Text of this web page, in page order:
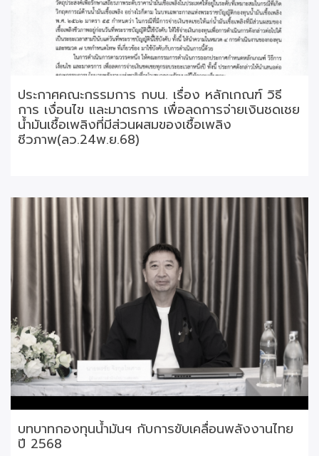
ประกาศคณะกรรมการ กบน. เรื่อง หลักเกณฑ์ วิธี
การ เงื่อนไข และมาตรการ เพื่อลดการจ่ายเงินชดเชย
น้ำมันเชื้อเพลิงที่มีส่วนผสมของเชื้อเพลิง
ชีวภาพ(ลว.24พ.ย.68)
บทบาทกองทุนน้ำมันฯ กับการขับเคลื่อนพลังงานไทย
ปี 2568